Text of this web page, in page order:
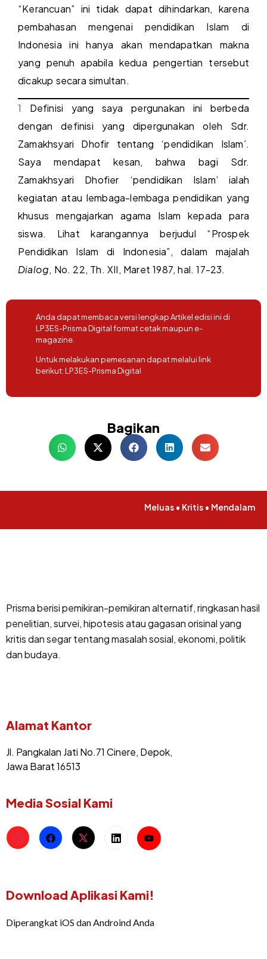
“Kerancuan” ini tidak dapat dihindarkan, karena
pembahasan mengenai pendidikan Islam di
Indonesia ini hanya akan mendapatkan makna
yang penuh apabila kedua pengertian tersebut
dicakup secara simultan.
1
Definisi yang saya pergunakan ini berbeda
dengan definisi yang dipergunakan oleh Sdr.
Zamakhsyari Dhofir tentang ‘pendidikan Islam’.
Saya mendapat kesan, bahwa bagi Sdr.
Zamakhsyari Dhofier ‘pendidikan Islam’ ialah
kegiatan atau lembaga-lembaga pendidikan yang
khusus mengajarkan agama Islam kepada para
siswa. Lihat karangannya berjudul “Prospek
Pendidikan Islam di Indonesia”, dalam majalah
Dialog, No. 22, Th. XII, Maret 1987, hal. 17-23.
Anda dapat membaca versi lengkap Artikel edisi ini di
LP3ES-Prisma Digital format cetak maupun e-
magazine.
Untuk melakukan pemesanan dapat melalui link
berikut:LP3ES-Prisma Digital
Bagikan
Meluas • Kritis • Mendalam
Prisma berisi pemikiran-pemikiran alternatif, ringkasan hasil
penelitian, survei, hipotesis atau gagasan orisinal yang
kritis dan segar tentang masalah sosial, ekonomi, politik
dan budaya.
Alamat Kantor
Jl. Pangkalan Jati No.71 Cinere, Depok,
Jawa Barat 16513
Media Sosial Kami
Download Aplikasi Kami!
Diperangkat iOS dan Androind Anda